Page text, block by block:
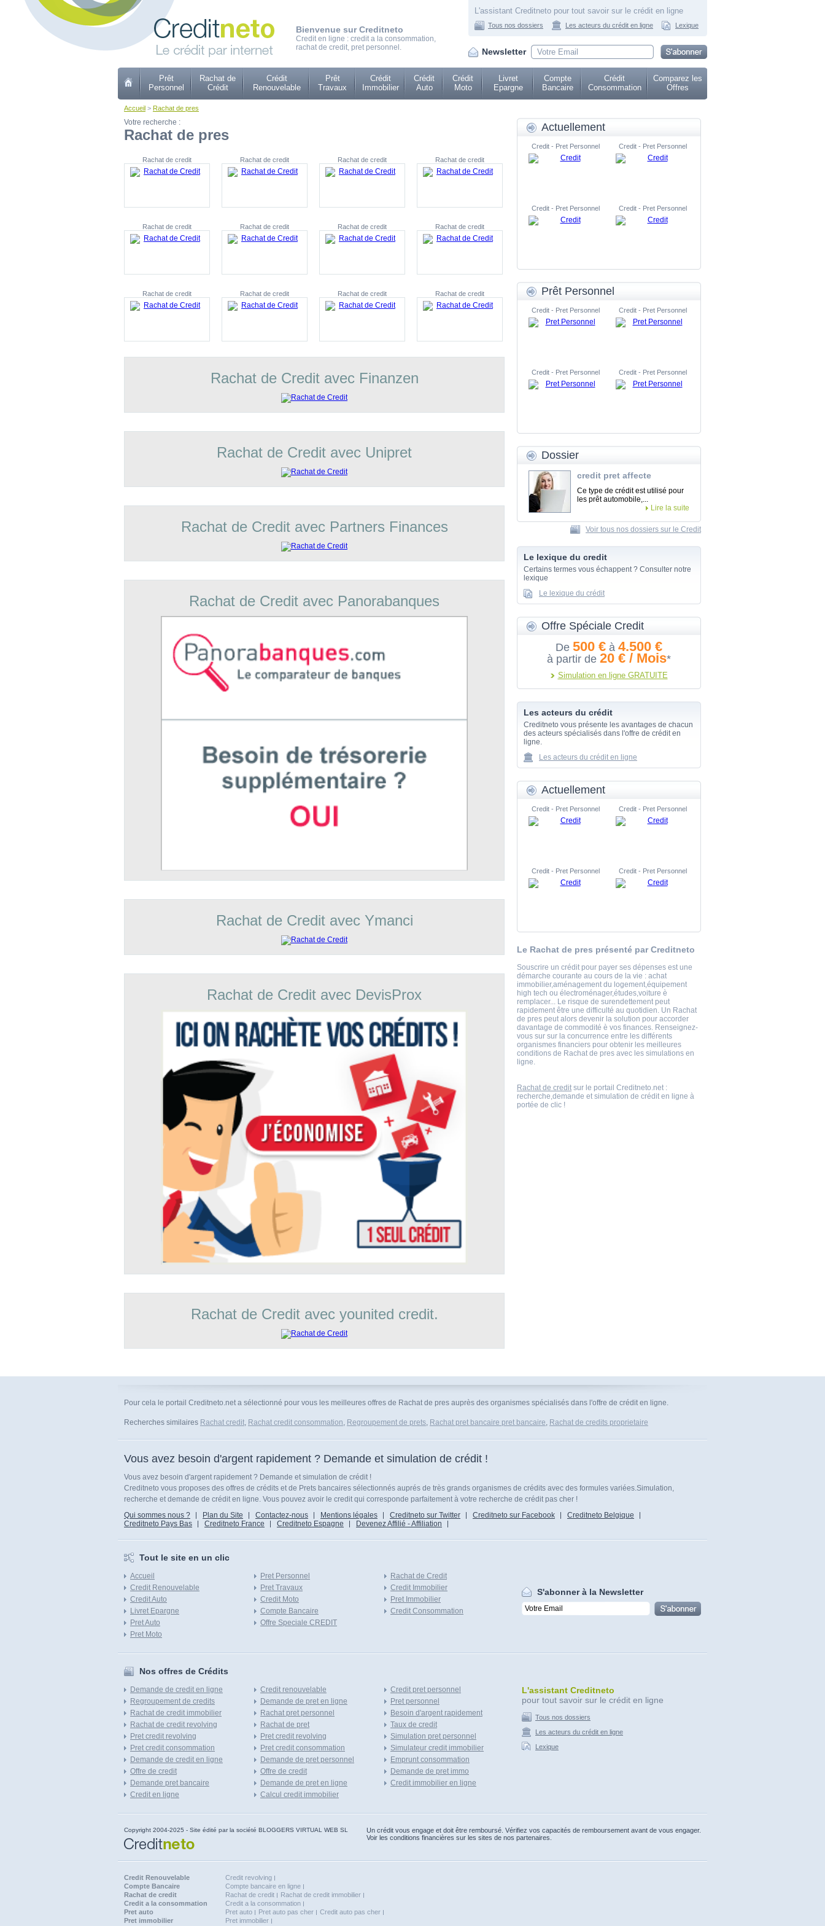
Bienvenue sur Creditneto
Credit en ligne : credit a la consommation,
rachat de credit, pret personnel.
L'assistant Creditneto pour tout savoir sur le crédit en ligne
Tous nos dossiers Les acteurs du crédit en ligne Lexique
Newsletter
Prêt
Personnel
Rachat de
Crédit
Crédit
Renouvelable
Prêt
Travaux
Crédit
Immobilier
Crédit
Auto
Crédit
Moto
Livret
Epargne
Compte
Bancaire
Crédit
Consommation
Comparez les
Offres
Accueil > Rachat de pres
Votre recherche :
Rachat de pres
Rachat de credit Rachat de credit Rachat de credit Rachat de credit
Rachat de credit Rachat de credit Rachat de credit Rachat de credit
Rachat de credit Rachat de credit Rachat de credit Rachat de credit
Rachat de Credit avec Finanzen
Rachat de Credit avec Unipret
Rachat de Credit avec Partners Finances
Rachat de Credit avec Panorabanques
Rachat de Credit avec Ymanci
Rachat de Credit avec DevisProx
Rachat de Credit avec younited credit.
Actuellement
Credit - Pret Personnel Credit - Pret Personnel
Credit - Pret Personnel Credit - Pret Personnel
Prêt Personnel
Credit - Pret Personnel Credit - Pret Personnel
Credit - Pret Personnel Credit - Pret Personnel
Dossier
credit pret affecte
Ce type de crédit est utilisé pour
les prêt automobile,...
Lire la suite
Voir tous nos dossiers sur le Credit
Le lexique du credit
Certains termes vous échappent ? Consulter notre
lexique
Le lexique du crédit
Offre Spéciale Credit
De 500 € à 4.500 €
à partir de 20 € / Mois*
Simulation en ligne GRATUITE
Les acteurs du crédit
Creditneto vous présente les avantages de chacun
des acteurs spécialisés dans l'offre de crédit en
ligne.
Les acteurs du crédit en ligne
Actuellement
Credit - Pret Personnel Credit - Pret Personnel
Credit - Pret Personnel Credit - Pret Personnel
Le Rachat de pres présenté par Creditneto
Souscrire un crédit pour payer ses dépenses est une
démarche courante au cours de la vie : achat
immobilier,aménagement du logement,équipement
high tech ou électroménager,études,voiture è
remplacer... Le risque de surendettement peut
rapidement être une difficulté au quotidien. Un Rachat
de pres peut alors devenir la solution pour accorder
davantage de commodité è vos finances. Renseignez-
vous sur sur la concurrence entre les différents
organismes financiers pour obtenir les meilleures
conditions de Rachat de pres avec les simulations en
ligne.
Rachat de creditsur le portail Creditneto.net :
recherche,demande et simulation de crédit en ligne à
portée de clic !
Pour cela le portail Creditneto.net a sélectionné pour vous les meilleures offres de Rachat de pres auprès des organismes spécialisés dans l'offre de crédit en ligne.
Recherches similaires Rachat credit, Rachat credit consommation, Regroupement de prets, Rachat pret bancaire pret bancaire, Rachat de credits proprietaire
Vous avez besoin d'argent rapidement ? Demande et simulation de crédit !
Vous avez besoin d'argent rapidement ? Demande et simulation de crédit !
Creditneto vous proposes des offres de crédits et de Prets bancaires sélectionnés auprés de très grands organismes de crédits avec des formules variées.Simulation,
recherche et demande de crédit en ligne. Vous pouvez avoir le credit qui corresponde parfaitement à votre recherche de crédit pas cher !
Qui sommes nous ?
Plan du Site Contactez-nous Mentions légales Creditneto sur Twitter Creditneto sur Facebook
Creditneto Belgique
Creditneto Pays Bas
Creditneto France Creditneto Espagne Devenez Affilié - Affiliation
Tout le site en un clic
Accueil
Credit Renouvelable
Credit Auto
Livret Epargne
Pret Auto
Pret Moto
Pret Personnel
Pret Travaux
Credit Moto
Compte Bancaire
Offre Speciale CREDIT
Rachat de Credit
Credit Immobilier
Pret Immobilier
Credit Consommation
S'abonner à la Newsletter
Nos offres de Crédits
Demande de credit en ligne
Regroupement de credits
Rachat de credit immobilier
Rachat de credit revolving
Pret credit revolving
Pret credit consommation
Demande de credit en ligne
Offre de credit
Demande pret bancaire
Credit en ligne
Credit renouvelable
Demande de pret en ligne
Rachat pret personnel
Rachat de pret
Pret credit revolving
Pret credit consommation
Demande de pret personnel
Offre de credit
Demande de pret en ligne
Calcul credit immobilier
Credit pret personnel
Pret personnel
Besoin d'argent rapidement
Taux de credit
Simulation pret personnel
Simulateur credit immobilier
Emprunt consommation
Demande de pret immo
Credit immobilier en ligne
L'assistant Creditneto
pour tout savoir sur le crédit en ligne
Tous nos dossiers
Les acteurs du crédit en ligne
Lexique
Copyright 2004-2025 - Site édité par la société BLOGGERS VIRTUAL WEB SL
Un crédit vous engage et doit être remboursé. Vérifiez vos capacités de remboursement avant de vous engager.
Voir les conditions financières sur les sites de nos partenaires.
Credit Renouvelable
Credit revolving
Compte Bancaire
Compte bancaire en ligne
Rachat de credit
Rachat de credit
Rachat de credit immobilier
Credit a la consommation
Credit a la consommation
Pret auto
Pret auto Pret auto pas cher
Credit auto pas cher
Pret immobilier
Pret immobilier